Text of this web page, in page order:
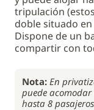
tripulación
doble situado
Dispone de un
compartir con
Nota: En
puede acomodar
hasta 8